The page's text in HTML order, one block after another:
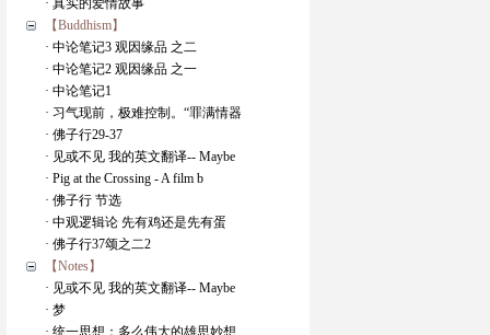
· 真实的爱情故事
【Buddhism】
· 中论笔记3 观因缘品 之二
· 中论笔记2 观因缘品 之一
· 中论笔记1
· 习气现前，极难控制。“罪满情器
· 佛子行29-37
· 见或不见 我的英文翻译-- Maybe
· Pig at the Crossing - A film b
· 佛子行 节选
· 中观逻辑论 先有鸡还是先有蛋
· 佛子行37颂之二2
【Notes】
· 见或不见 我的英文翻译-- Maybe
· 梦
· 统一思想：多么伟大的雄思妙想